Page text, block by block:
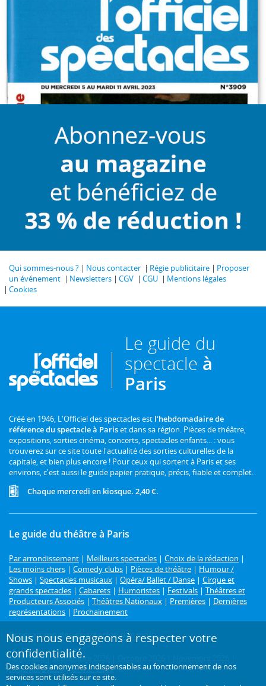
Qui sommes-nous ? Nous contacter Régie publicitaire
Proposer
un événement
Newsletters CGV CGU
Mentions légales
Cookies
Le guide du
spectacle à
Paris
Créé en 1946, L'Officiel des spectacles est l'hebdomadaire de
référence du spectacle à Pariset dans sa région. Pièces de théâtre,
expositions, sorties cinéma, concerts, spectacles enfants... : vous
trouverez sur ce site toute l'actualité des sorties culturelles de la
capitale, et bien plus encore ! Pour ceux qui sortent à Paris et ses
environs, c'est aussi le guide papier pratique, précis, fiable et complet.
Chaque mercredi en kiosque. 2,40 €.
Le guide du théâtre à Paris
Par arrondissement | Meilleurs spectacles | Choix de la rédaction |
Les moins chers | Comedy clubs | Pièces de théâtre | Humour /
Shows | Spectacles musicaux | Opéra/ Ballet / Danse | Cirque et
grands spectacles | Cabarets | Humoristes | Festivals | Théâtres et
Producteurs Associés | Théâtres Nationaux | Premières | Dernières
représentations | Prochainement
Programme des spectacles par mois
Août 2026|Septembre 2026
Décembre 2026|Janvier 2027
Nous nous engageons à respecter votre
confidentialité.
Des cookies anonymes indispensables au fonctionnement de nos
services sont utilisés sur ce site.